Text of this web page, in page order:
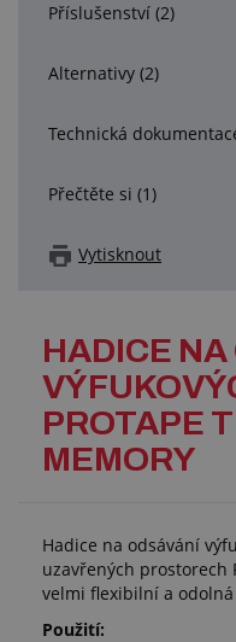
Příslušenství (2)
Alternativy (2)
Technická
Přečtěte si (1)
Vytisknout
HADICE
PROTAPE
MEMORY
Hadice na odsávání
uzavřených prostorech
velmi flexibilní a
Použití: